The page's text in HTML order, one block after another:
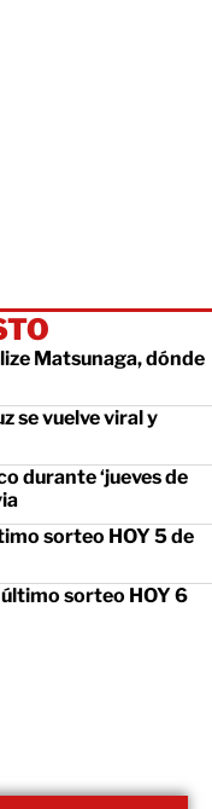
Matsunaga, dónde
se vuelve viral y
durante ‘jueves de
sorteo HOY 5 de
sorteo HOY 6